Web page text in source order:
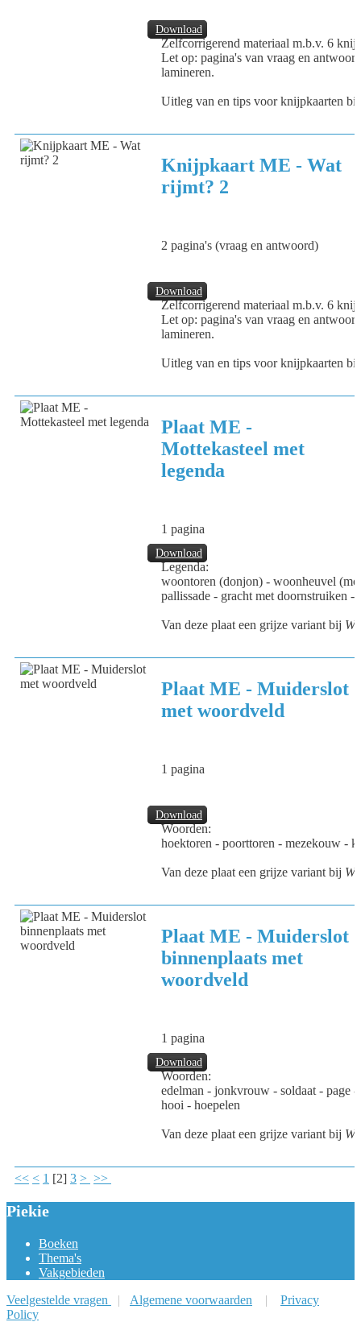
Download
Zelfcorrigerend materiaal m.b.v. 6
Let op: pagina's van vraag en
lamineren.
Uitleg van en tips voor knijpkaarten
Download
Knijpkaart ME - Wat
rijmt? 2
2 pagina's (vraag en antwoord)
Zelfcorrigerend materiaal m.b.v. 6
Let op: pagina's van vraag en
lamineren.
Uitleg van en tips voor knijpkaarten
Download
Plaat ME -
Mottekasteel met
legenda
1 pagina
Legenda:
woontoren (donjon) - woonheuvel
pallissade - gracht met doornstruiken -
Van deze plaat een grijze variant bij
Download
Plaat ME - Muiderslot
met woordveld
1 pagina
Woorden:
hoektoren - poorttoren - mezekouw -
Van deze plaat een grijze variant bij
Download
Plaat ME - Muiderslot
binnenplaats met
woordveld
1 pagina
Woorden:
edelman - jonkvrouw - soldaat - page
hooi - hoepelen
Van deze plaat een grijze variant bij
<< < 1 [2] 3 > >>
Piekie
Boeken
Thema's
Vakgebieden
Veelgestelde vragen
| Algemene voorwaarden | Privacy
Policy